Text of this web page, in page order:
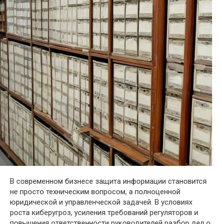
В современном бизнесе защита информации становится
не просто техническим вопросом, а полноценной
юридической и управленческой задачей. В условиях
роста киберугроз, усиления требований регуляторов и